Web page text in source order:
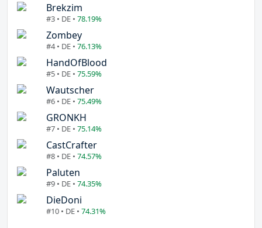
Brekzim
#3 • DE • 78.19%
Zombey
#4 • DE • 76.13%
HandOfBlood
#5 • DE • 75.59%
Wautscher
#6 • DE • 75.49%
GRONKH
#7 • DE • 75.14%
CastCrafter
#8 • DE • 74.57%
Paluten
#9 • DE • 74.35%
DieDoni
#10 • DE • 74.31%